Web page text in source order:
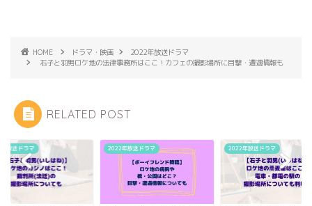
HOME ドラマ・映画
2022年放送ドラマ
石子と羽男ロケ地の法律事務所はここ！カフェの撮影場所に目撃・遭遇情報も
RELATED POST
年放送ドラマ 2022年放送ドラマ 2022年放送ドラマ